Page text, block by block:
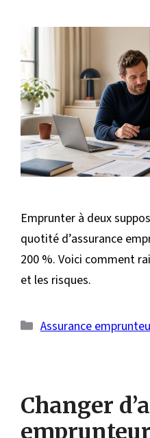
Emprunter à deux
quotité d’assurance
200 %. Voici comment
et les risques.
Catégories
Assurance
Changer